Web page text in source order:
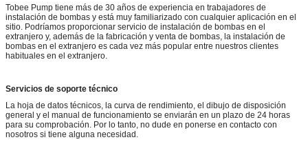
Tobee Pump tiene más de 30 años de experiencia en trabajadores de
instalación de bombas y está muy familiarizado con cualquier aplicación en el
sitio. Podríamos proporcionar servicio de instalación de bombas en el
extranjero y, además de la fabricación y venta de bombas, la instalación de
bombas en el extranjero es cada vez más popular entre nuestros clientes
habituales en el extranjero.
Servicios de soporte técnico
La hoja de datos técnicos, la curva de rendimiento, el dibujo de disposición
general y el manual de funcionamiento se enviarán en un plazo de 24 horas
para su comprobación. Por lo tanto, no dude en ponerse en contacto con
nosotros si tiene alguna necesidad.